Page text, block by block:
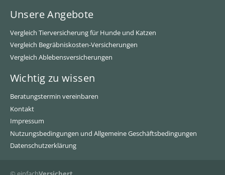
Unsere Angebote
Vergleich Tierversicherung für Hunde und Katzen
Vergleich Begräbniskosten-Versicherungen
Vergleich Ablebensversicherungen
Wichtig zu wissen
Beratungstermin vereinbaren
Kontakt
Impressum
Nutzungsbedingungen und Allgemeine Geschäftsbedingungen
Datenschutzerklärung